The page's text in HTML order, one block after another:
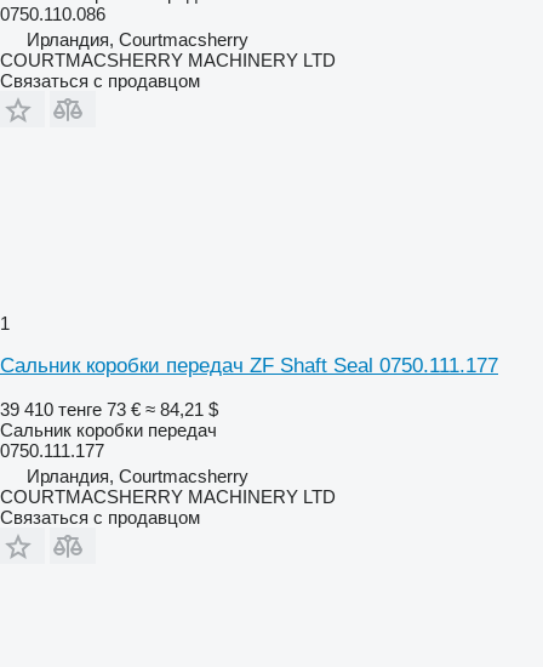
0750.110.086
Ирландия, Courtmacsherry
COURTMACSHERRY MACHINERY LTD
Связаться с продавцом
1
Сальник коробки передач ZF Shaft Seal 0750.111.177
39 410 тенге 73 € ≈ 84,21 $
Сальник коробки передач
0750.111.177
Ирландия, Courtmacsherry
COURTMACSHERRY MACHINERY LTD
Связаться с продавцом